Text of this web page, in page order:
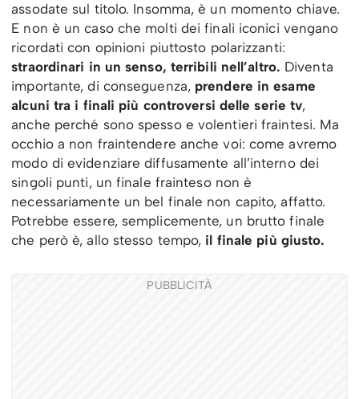
assodate sul titolo. Insomma, è un momento chiave.
E non è un caso che molti dei finali iconici vengano
ricordati con opinioni piuttosto polarizzanti:
straordinari in un senso, terribili nell’altro. Diventa
importante, di conseguenza, prendere in esame
alcuni tra i finali più controversi delle serie tv,
anche perché sono spesso e volentieri fraintesi. Ma
occhio a non fraintendere anche voi: come avremo
modo di evidenziare diffusamente all’interno dei
singoli punti, un finale frainteso non è
necessariamente un bel finale non capito, affatto.
Potrebbe essere, semplicemente, un brutto finale
che però è, allo stesso tempo, il finale più giusto.
PUBBLICITÀ